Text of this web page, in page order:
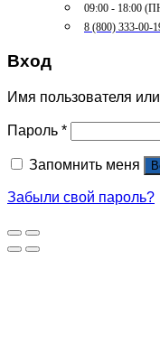
09:00 - 18:00
8 (800) 333-00-
Вход
Имя пользователя
Пароль *
Запомнить меня
Забыли свой пароль?